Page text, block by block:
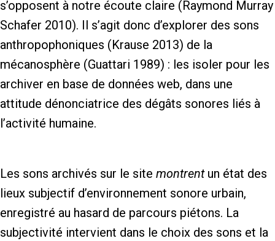
s’opposent à notre écoute claire (Raymond Murray
Schafer 2010). Il s’agit donc d’explorer des sons
anthropophoniques (Krause 2013) de la
mécanosphère (Guattari 1989) : les isoler pour les
archiver en base de données web, dans une
attitude dénonciatrice des dégâts sonores liés à
l’activité humaine.
Les sons archivés sur le site montrentun état des
lieux subjectif d’environnement sonore urbain,
enregistré au hasard de parcours piétons. La
subjectivité intervient dans le choix des sons et la